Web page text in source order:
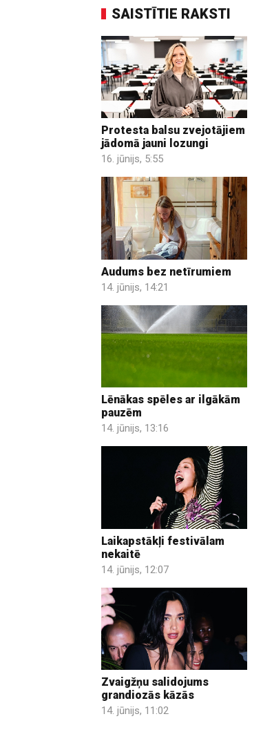
SAISTĪTIE RAKSTI
Protesta balsu zvejotājiem
jādomā jauni lozungi
16. jūnijs, 5:55
Audums bez netīrumiem
14. jūnijs, 14:21
Lēnākas spēles ar ilgākām
pauzēm
14. jūnijs, 13:16
Laikapstākļi festivālam
nekaitē
14. jūnijs, 12:07
Zvaigžņu salidojums
grandiozās kāzās
14. jūnijs, 11:02